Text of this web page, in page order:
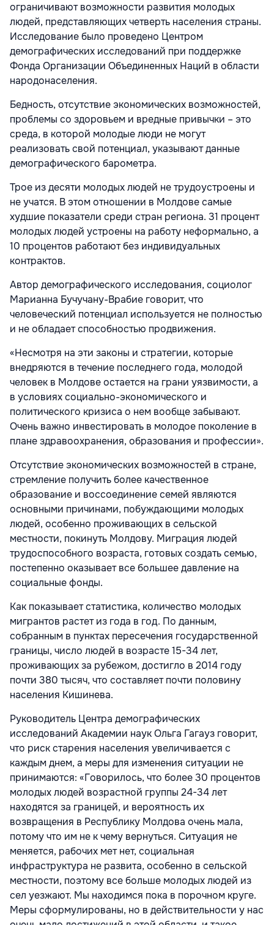
ограничивают возможности развития молодых
людей, представляющих четверть населения страны.
Исследование было проведено Центром
демографических исследований при поддержке
Фонда Организации Объединенных Наций в области
народонаселения.
Бедность, отсутствие экономических возможностей,
проблемы со здоровьем и вредные привычки – это
среда, в которой молодые люди не могут
реализовать свой потенциал, указывают данные
демографического барометра.
Трое из десяти молодых людей не трудоустроены и
не учатся. В этом отношении в Молдове самые
худшие показатели среди стран региона. 31 процент
молодых людей устроены на работу неформально, а
10 процентов работают без индивидуальных
контрактов.
Автор демографического исследования, социолог
Марианна Бучучану-Врабие говорит, что
человеческий потенциал используется не полностью
и не обладает способностью продвижения.
«Несмотря на эти законы и стратегии, которые
внедряются в течение последнего года, молодой
человек в Молдове остается на грани уязвимости, а
в условиях социально-экономического и
политического кризиса о нем вообще забывают.
Очень важно инвестировать в молодое поколение в
плане здравоохранения, образования и профессии».
Отсутствие экономических возможностей в стране,
стремление получить более качественное
образование и воссоединение семей являются
основными причинами, побуждающими молодых
людей, особенно проживающих в сельской
местности, покинуть Молдову. Миграция людей
трудоспособного возраста, готовых создать семью,
постепенно оказывает все большее давление на
социальные фонды.
Как показывает статистика, количество молодых
мигрантов растет из года в год. По данным,
собранным в пунктах пересечения государственной
границы, число людей в возрасте 15-34 лет,
проживающих за рубежом, достигло в 2014 году
почти 380 тысяч, что составляет почти половину
населения Кишинева.
Руководитель Центра демографических
исследований Академии наук Ольга Гагауз говорит,
что риск старения населения увеличивается с
каждым днем, а меры для изменения ситуации не
принимаются: «Говорилось, что более 30 процентов
молодых людей возрастной группы 24-34 лет
находятся за границей, и вероятность их
возвращения в Республику Молдова очень мала,
потому что им не к чему вернуться. Ситуация не
меняется, рабочих мет нет, социальная
инфраструктура не развита, особенно в сельской
местности, поэтому все больше молодых людей из
сел уезжают. Мы находимся пока в порочном круге.
Меры сформулированы, но в действительности у нас